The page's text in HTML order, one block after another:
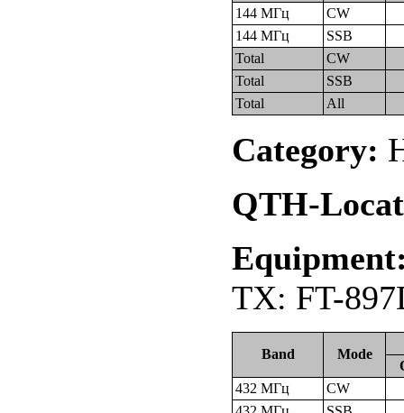
144 МГц
CW
144 МГц
SSB
Total
CW
Total
SSB
Total
All
Category:
QTH-
TX: FT-
Band Mode
432 МГц
CW